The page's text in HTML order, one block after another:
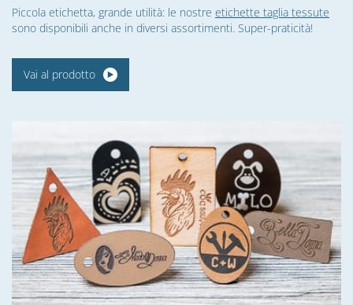
Piccola etichetta, grande utilità: le nostre etichette taglia tessute
sono disponibili anche in diversi assortimenti. Super-praticità!
Vai al prodotto